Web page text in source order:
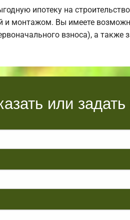
ипотеку на
и монтажом. Вы имеете
взноса), а
или